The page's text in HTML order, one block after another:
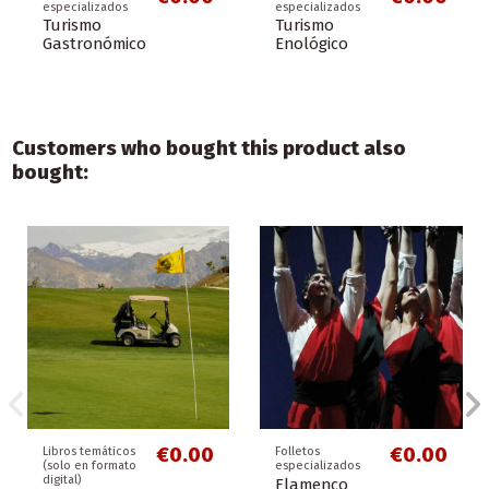
especializados
Turismo
Gastronómico
especializados
Turismo
Enológico
Customers who bought this product also
bought:
Libros temáticos
(solo en formato
digital)
€0.00
Folletos
especializados
Flamenco
€0.00